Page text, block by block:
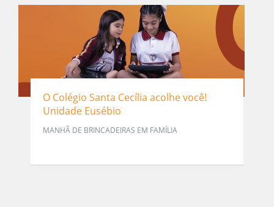
O Colégio Santa Cecília acolhe você!
Unidade Eusébio
MANHÃ DE BRINCADEIRAS EM FAMÍLIA